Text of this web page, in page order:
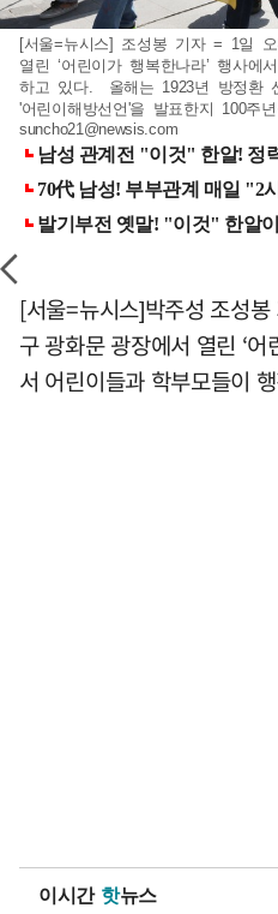
[서울=뉴시스] 조성봉 기자 = 1일
열린 ‘어린이가 행복한나라’ 행사에
하고 있다. 올해는 1923년 방정환
'어린이해방선언'을 발표한지 100주
suncho21@newsis.com
[서울=뉴시스]박주성 조성
구 광화문 광장에서 열린 ‘
서 어린이들과 학부모들이
이시간 핫뉴스